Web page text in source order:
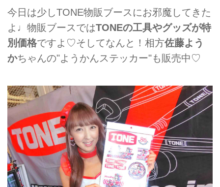
今日は少しTONE物販ブースにお邪魔してきた
よ♩物販ブースではTONEの工具やグッズが特
別価格ですよ♡そしてなんと！相方佐藤よう
かちゃんの"ようかんステッカー"も販売中♡